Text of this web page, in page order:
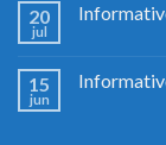
20
jul
15
jun